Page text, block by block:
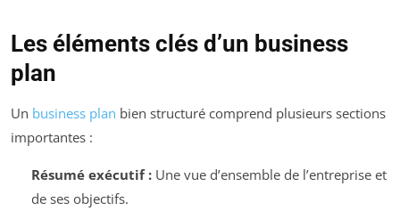
Les éléments clés d’un business
plan
Un business plan bien structuré comprend plusieurs sections
importantes :
Résumé exécutif :Une vue d’ensemble de l’entreprise et
de ses objectifs.